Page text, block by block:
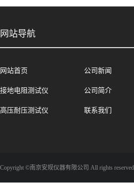
网站导航
网站首页 公司新闻
接地电阻测试仪 公司简介
高压耐压测试仪 联系我们
Copyright ©南京安规仪器有限公司 All rights reserved.